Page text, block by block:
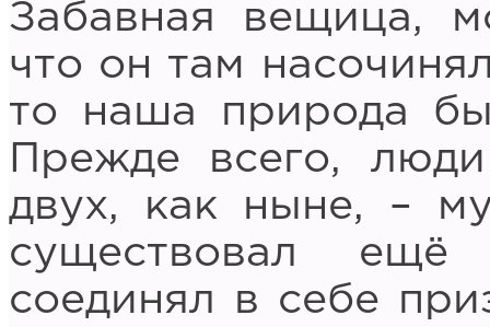
Забавная вещица,
что он там
то наша природа
Прежде всего,
двух, как ныне, –
существовал
соединял в себе